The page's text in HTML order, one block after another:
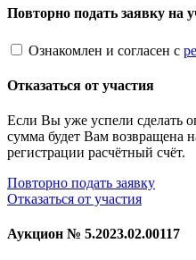
Повторно подать заявку на
Ознакомлен и согласен с
Отказаться от участия
Если Вы уже успели сделать
сумма будет Вам возвращена
регистрации расчётный счёт.
Повторно подать заявку
Отказаться от участия
Аукцион № 5.2023.02.00117